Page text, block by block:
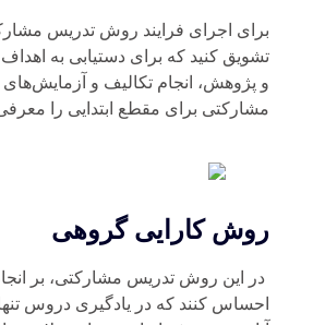
تشویق کنید که برای دستیابی به
و پژوهش، انجام تکالیف و
مشارکتی برای مقطع ابتدایی را
روش کارایی گروهی
در این روش تدریس مشارکتی، بر
احساس کنند که در یادگیری دروس